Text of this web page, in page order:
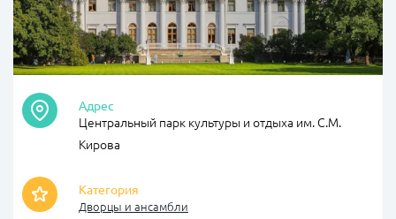
Адрес
Центральный парк культуры и отдыха им. С.М.
Кирова
Категория
Дворцы и ансамбли